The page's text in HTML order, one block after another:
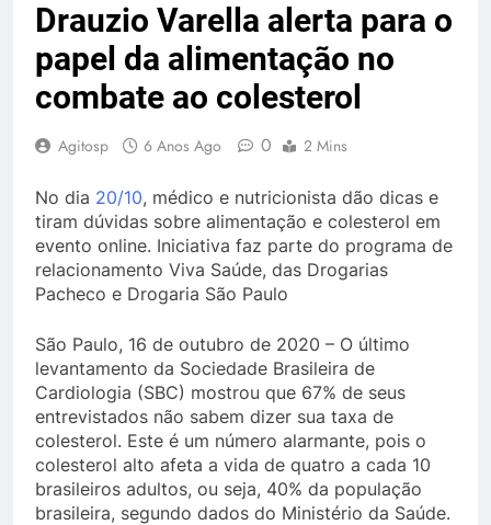
Drauzio Varella alerta para o
papel da alimentação no
combate ao colesterol
Agitosp 6 Anos Ago 0 2 Mins
No dia 20/10, médico e nutricionista dão dicas e
tiram dúvidas sobre alimentação e colesterol em
evento online. Iniciativa faz parte do programa de
relacionamento Viva Saúde, das Drogarias
Pacheco e Drogaria São Paulo
São Paulo, 16 de outubro de 2020 – O último
levantamento da Sociedade Brasileira de
Cardiologia (SBC) mostrou que 67% de seus
entrevistados não sabem dizer sua taxa de
colesterol. Este é um número alarmante, pois o
colesterol alto afeta a vida de quatro a cada 10
brasileiros adultos, ou seja, 40% da população
brasileira, segundo dados do Ministério da Saúde.